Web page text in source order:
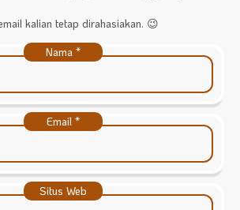
kalian tetap dirahasiakan. 😉
Nama *
Email *
Situs Web